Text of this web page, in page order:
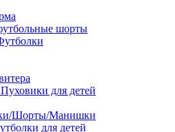
шорты
для детей
Шорты/Манишки
для детей